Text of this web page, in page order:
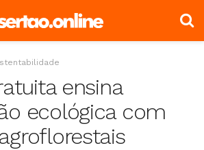
ensina
ecológica com